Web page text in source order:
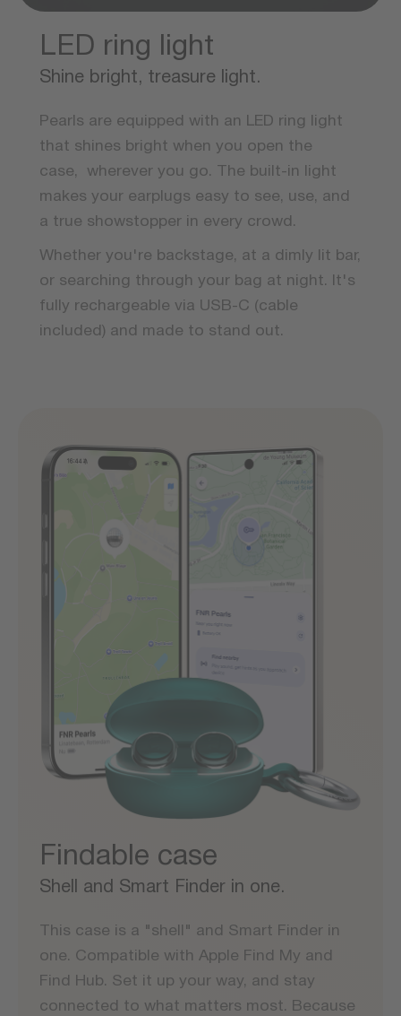
LED ring light
Shine bright, treasure light.
Pearls are equipped with an LED ring light
that shines bright when you open the
case, wherever you go. The built-in light
makes your earplugs easy to see, use, and
a true showstopper in every crowd.
Whether you're backstage, at a dimly lit bar,
or searching through your bag at night. It's
fully rechargeable via USB-C (cable
included) and made to stand out.
Findable case
Shell and Smart Finder in one.
This case is a "shell" and Smart Finder in
one. Compatible with Apple Find My and
Find Hub. Set it up your way, and stay
connected to what matters most. Because